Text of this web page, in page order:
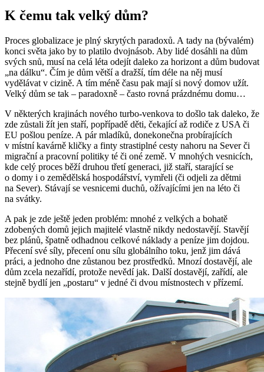
K čemu tak velký dům?
Proces globalizace je plný skrytých paradoxů. A tady na (bývalém)
konci světa jako by to platilo dvojnásob. Aby lidé dosáhli na dům
svých snů, musí na celá léta odejít daleko za horizont a dům budovat
„na dálku“. Čím je dům větší a dražší, tím déle na něj musí
vydělávat v cizině. A tím méně času pak mají si nový domov užít.
Velký dům se tak – paradoxně – často rovná prázdnému domu…
V některých krajinách nového turbo-venkova to došlo tak daleko, že
zde zůstali žít jen staří, popřípadě děti, čekající až rodiče z USA či
EU pošlou peníze. A pár mladíků, donekonečna probírajících
v místní kavárně kličky a finty strastiplné cesty nahoru na Sever či
migrační a pracovní politiky té či oné země. V mnohých vesnicích,
kde celý proces běží druhou třetí generaci, již staří, starající se
o domy i o zemědělská hospodářství, vymřeli (či odjeli za dětmi
na Sever). Stávají se vesnicemi duchů, ožívajícími jen na léto či
na svátky.
A pak je zde ještě jeden problém: mnohé z velkých a bohatě
zdobených domů jejich majitelé vlastně nikdy nedostavějí. Stavějí
bez plánů, špatně odhadnou celkové náklady a peníze jim dojdou.
Přecení své síly, přecení onu sílu globálního toku, jenž jim dává
práci, a jednoho dne zůstanou bez prostředků. Mnozí dostavějí, ale
dům zcela nezařídí, protože nevědí jak. Další dostavějí, zařídí, ale
stejně bydlí jen „postaru“ v jedné či dvou místnostech v přízemí.